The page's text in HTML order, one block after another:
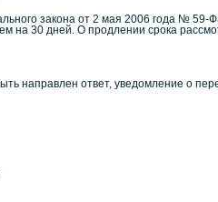
закона от 2 мая 2006 года №
на 30 дней. О продлении срока
направлен ответ, уведомление о